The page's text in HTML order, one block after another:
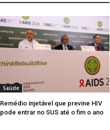
Saúde
Remédio injetável que previne HIV
pode entrar no SUS até o fim o ano